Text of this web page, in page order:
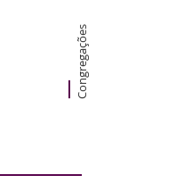
Congregações